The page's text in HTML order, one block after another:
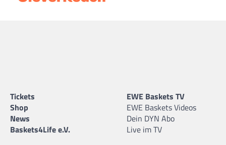
Tickets
Shop
News
Baskets4Life e.V.
EWE Baskets TV
EWE Baskets Videos
Dein DYN Abo
Live im TV